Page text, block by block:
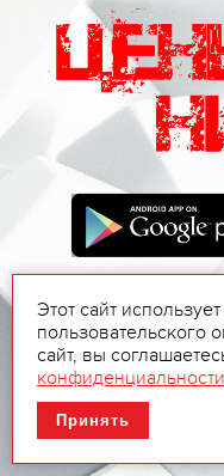
Этот сайт
пользовательского
сайт, вы
конфиденциальности
Принять